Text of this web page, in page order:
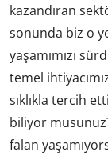
kazandıran
sonunda biz o
yaşamımızı
temel
sıklıkla tercih
biliyor
falan